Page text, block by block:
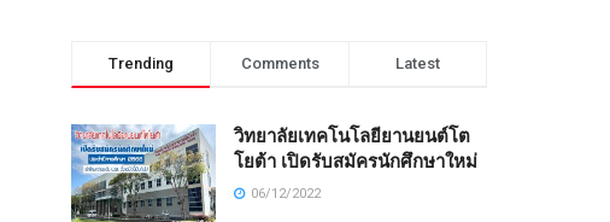
Trending Comments Latest
วิทยาลัยเทคโนโลยียานยนต์โต
โยต้า เปิดรับสมัครนักศึกษาใหม่
06/12/2022